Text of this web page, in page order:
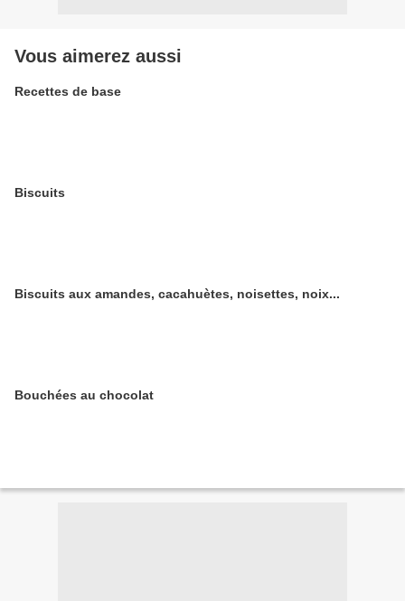
Vous aimerez aussi
Recettes de base
Biscuits
Biscuits aux amandes, cacahuètes, noisettes, noix...
Bouchées au chocolat